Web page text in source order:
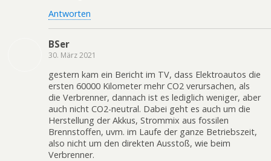
Antworten
BSer
30. März 2021
gestern kam ein Bericht im TV, dass Elektroautos die
ersten 60000 Kilometer mehr CO2 verursachen, als
die Verbrenner, dannach ist es lediglich weniger, aber
auch nicht CO2-neutral. Dabei geht es auch um die
Herstellung der Akkus, Strommix aus fossilen
Brennstoffen, uvm. im Laufe der ganze Betriebszeit,
also nicht um den direkten Ausstoß, wie beim
Verbrenner.